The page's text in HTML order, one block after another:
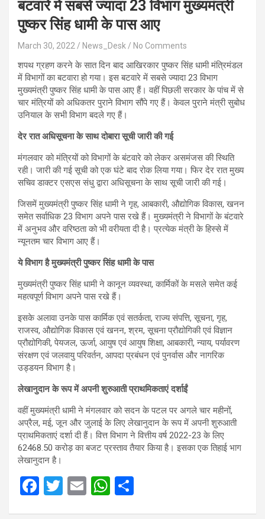
बटवारे में स‍बसे ज्‍यादा 23 विभाग मुख्‍यमंत्री
पुष्‍कर सिंह धामी के पास आए
March 30, 2022 News_Desk No Comments
शपथ ग्रहण करने के सात दिन बाद आखिरकार पुष्कर सिंह धामी मंत्रिमंडल
में विभागों का बटवारा हो गया। इस बटवारे में स‍बसे ज्‍यादा 23 विभाग
मुख्‍यमंत्री पुष्‍कर सिंह धामी के पास आए हैं। वहीं पिछली सरकार के पांच में से
चार मंत्रियों को अधिकतर पुराने विभाग सौंपे गए हैं। केवल पुराने मंत्री सुबोध
उनियाल के सभी विभाग बदले गए हैं।
देर रात अधिसूचना के साथ दोबारा सूची जारी की गई
मंगलवार को मंत्रियों को विभागों के बंटवारे को लेकर असमंजस की स्‍थिति
रही। जारी की गई सूची को एक घंटे बाद रोक लिया गया। फिर देर रात मुख्य
सचिव डाक्‍टर एसएस संधु द्वारा अधिसूचना के साथ सूची जारी की गई।
जिसमें मुख्यमंत्री पुष्‍कर सिंह धामी ने गृह, आबकारी, औद्योगिक विकास, खनन
समेत सर्वाधिक 23 विभाग अपने पास रखे हैं। मुख्यमंत्री ने विभागों के बंटवारे
में अनुभव और वरिष्ठता को भी वरीयता दी है। प्रत्येक मंत्री के हिस्से में
न्यूनतम चार विभाग आए हैं।
ये विभाग है मुख्यमंत्री पुष्कर सिंह धामी के पास
मुख्यमंत्री पुष्कर सिंह धामी ने कानून व्यवस्था, कार्मिकों के मसले समेत कई
महत्वपूर्ण विभाग अपने पास रखे हैं।
इसके अलावा उनके पास कार्मिक एवं सतर्कता, राज्य संपत्ति, सूचना, गृह,
राजस्व, औद्योगिक विकास एवं खनन, श्रम, सूचना प्रौद्योगिकी एवं विज्ञान
प्रौद्योगिकी, पेयजल, ऊर्जा, आयुष एवं आयुष शिक्षा, आबकारी, न्याय, पर्यावरण
संरक्षण एवं जलवायु परिवर्तन, आपदा प्रबंधन एवं पुनर्वास और नागरिक
उड्डयन विभाग है।
लेखानुदान के रूप में अपनी शुरुआती प्राथमिकताएं दर्शाईं
वहीं मुख्यमंत्री धामी ने मंगलवार को सदन के पटल पर अगले चार महीनों,
अप्रैल, मई, जून और जुलाई के लिए लेखानुदान के रूप में अपनी शुरुआती
प्राथमिकताएं दर्शा दी हैं। वित्त विभाग ने वित्तीय वर्ष 2022-23 के लिए
62468.50 करोड़ का बजट प्रस्ताव तैयार किया है। इसका एक तिहाई भाग
लेखानुदान है।
F
T
E
W